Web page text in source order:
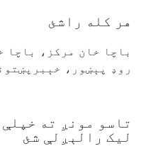
هر کله راشئ
باچا خان مرکز، باچا
روډ پېښور،
تاسو مونږ ته خپلې
ليک رالېږلې شئ